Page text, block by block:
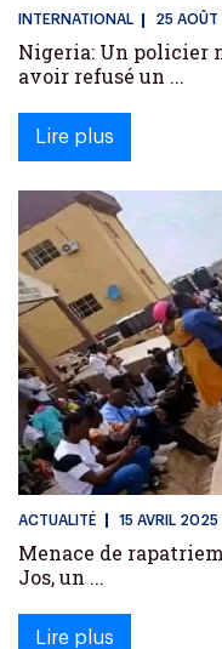
INTERNATIONAL 25
Nigeria: Un policier
avoir refusé un ...
Lire plus
ACTUALITÉ 15 AVRIL 2025
Menace de
Jos, un ...
Lire plus